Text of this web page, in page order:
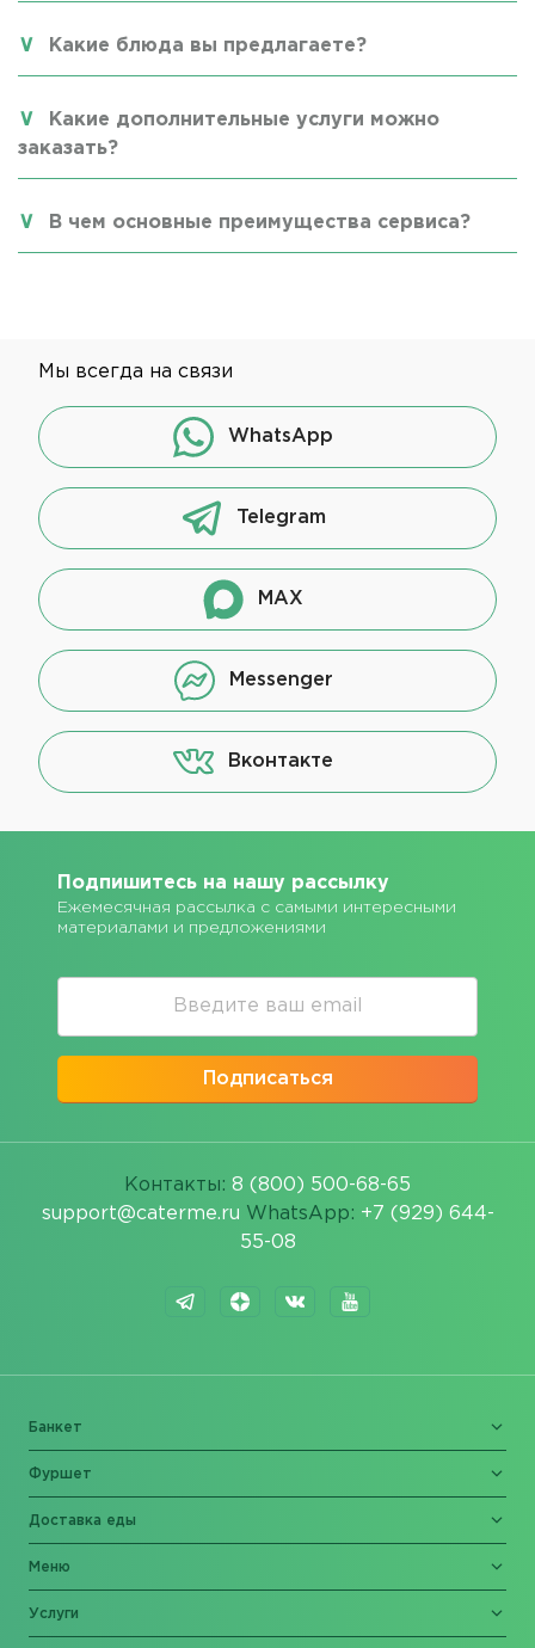
Какие блюда вы предлагаете?
Какие дополнительные услуги можно
заказать?
В чем основные преимущества сервиса?
Мы всегда на связи
WhatsApp
Telegram
MAX
Messenger
Вконтакте
Подпишитесь на нашу рассылку
Ежемесячная рассылка с самыми интересными
материалами и предложениями
Подписаться
Контакты: 8 (800) 500-68-65
support@caterme.ru WhatsApp: +7 (929) 644-
55-08
Банкет
Фуршет
Доставка еды
Меню
Услуги